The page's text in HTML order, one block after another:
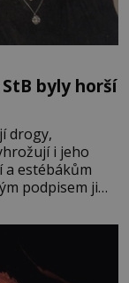
byly horší
drogy,
i jeho
estébákům
podpisem jim
řezníka